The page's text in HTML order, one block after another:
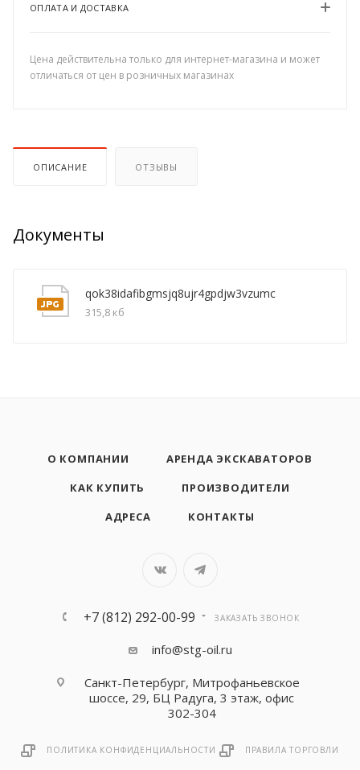
ОПЛАТА И ДОСТАВКА
Цена действительна только для интернет-магазина и может
отличаться от цен в розничных магазинах
ОПИСАНИЕ ОТЗЫВЫ
Документы
qok38idafibgmsjq8ujr4gpdjw3vzumc
315,8 кб
О КОМПАНИИ
АРЕНДА ЭКСКАВАТОРОВ
КАК КУПИТЬ
ПРОИЗВОДИТЕЛИ
АДРЕСА
КОНТАКТЫ
+7 (812) 292-00-99 ЗАКАЗАТЬ ЗВОНОК
info@stg-oil.ru
Санкт-Петербург, Митрофаньевское
шоссе, 29, БЦ Радуга, 3 этаж, офис
302-304
ПОЛИТИКА КОНФИДЕНЦИАЛЬНОСТИ ПРАВИЛА ТОРГОВЛИ